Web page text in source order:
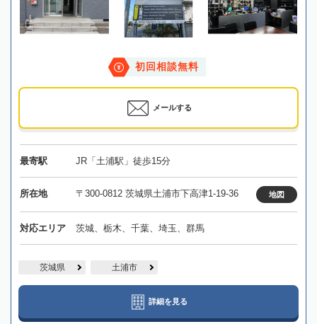
初回相談無料
メールする
最寄駅 JR「土浦駅」徒歩15分
所在地 〒300-0812 茨城県土浦市下高津1-19-36 地図
対応エリア 茨城、栃木、千葉、埼玉、群馬
茨城県 土浦市
詳細を見る